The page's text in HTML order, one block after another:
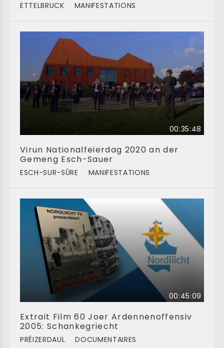
ETTELBRUCK MANIFESTATIONS
00:35:48
Virun Nationalfeierdag 2020 an der
Gemeng Esch-Sauer
ESCH-SUR-SÛRE MANIFESTATIONS
00:45:09
Extrait Film 60 Joer Ardennenoffensiv
2005: Schankegriecht
PRÉIZERDAUL DOCUMENTAIRES